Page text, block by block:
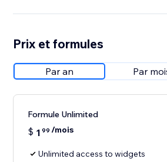
Prix et formules
Par an Par
Formule Unlimited
$ 1 99 /mois
Unlimited access to widgets